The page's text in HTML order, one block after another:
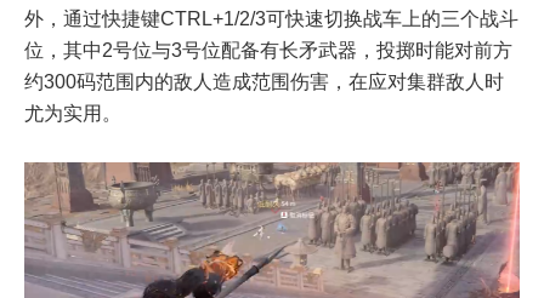
外，通过快捷键CTRL+1/2/3可快速切换战车上的三个战斗
位，其中2号位与3号位配备有长矛武器，投掷时能对前方
约300码范围内的敌人造成范围伤害，在应对集群敌人时
尤为实用。